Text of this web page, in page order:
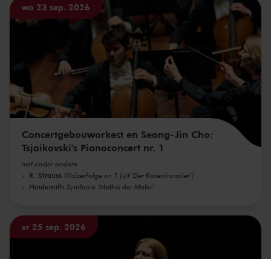
wo 23 sep. 2026
Concertgebouworkest en Seong-Jin Cho:
Tsjaikovski's Pianoconcert nr. 1
met onder andere
R. Strauss Walzerfolge nr. 1 (uit 'Der Rosenkavalier')
Hindemith Symfonie 'Mathis der Maler'
vr 25 sep. 2026